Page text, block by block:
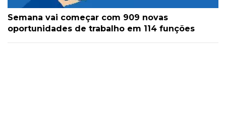
Semana vai começar com 909 novas
oportunidades de trabalho em 114 funções